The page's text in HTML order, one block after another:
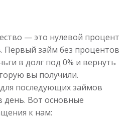
долг
— это нулевой процент
Первый займ без процентов
в долг под 0% и вернуть
вы получили.
последующих займов
день. Вот основные
к нам: